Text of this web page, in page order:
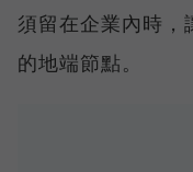
須留在企業內時，
的地端節點。